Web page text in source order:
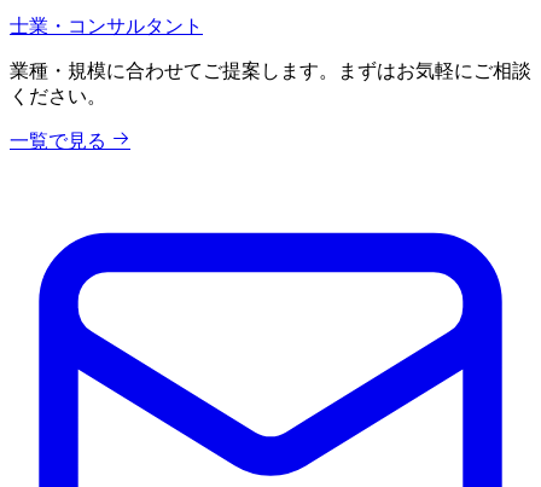
士業・コンサルタント
業種・規模に合わせてご提案します。まずはお気軽にご相談
ください。
一覧で見る